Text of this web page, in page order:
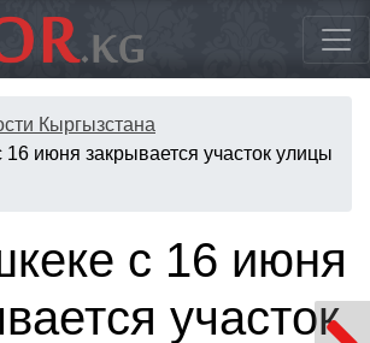
Кыргызстана
июня закрывается участок улицы
с 16 июня
участок